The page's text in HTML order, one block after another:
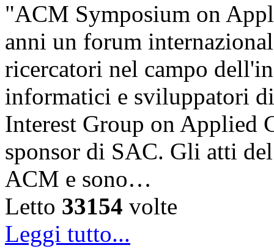
"ACM Symposium on
anni un forum
ricercatori nel campo
informatici e sviluppatori
Interest Group on Applied
sponsor di SAC. Gli atti
ACM e sono…
Letto 33154 volte
Leggi tutto...